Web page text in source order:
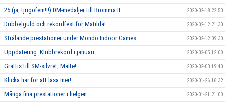
25 (ja, tjugofem!!!) DM-medaljer till Bromma IF 2020-02-18 22:50
Dubbelguld och rekordfest för Matilda! 2020-02-12 21:30
Strålande prestationer under Mondo Indoor Games 2020-02-12 09:30
Uppdatering: Klubbrekord i januari 2020-02-05 12:00
Grattis till SM-silvret, Malte! 2020-02-03 19:40
Klicka här för att läsa mer! 2020-01-26 16:32
Många fina prestationer i helgen 2020-01-21 21:00